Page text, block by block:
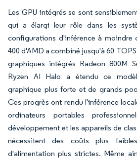
Les GPU intégrés se sont
qui a élargi leur rôle dans les
configurations d'inférence à moindre
400 d'AMD a combiné jusqu'à 60
graphiques intégrés Radeon 800M
Ryzen AI Halo a étendu ce
graphique plus forte et de grands
Ces progrès ont rendu l'inférence
ordinateurs portables
développement et les appareils de
nécessitent des coûts plus
d'alimentation plus strictes. Même